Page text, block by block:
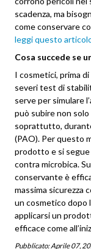
scadenza, ma
come conservare
leggi questo
Cosa succede se
I cosmetici, prima
severi test di
serve per simulare
può subire non
soprattutto,
(PAO). Per questo
prodotto e si segue
contra microbica.
conservante è
massima sicurezza
un cosmetico dopo
applicarsi un
efficace come
Pubblicato: Aprile 07,